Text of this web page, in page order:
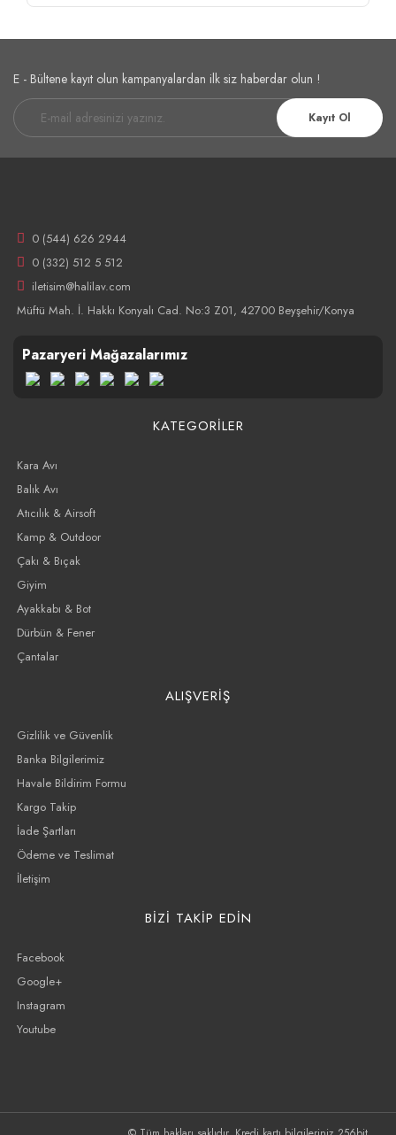
E - Bültene kayıt olun kampanyalardan ilk siz haberdar olun !
Kayıt Ol
0 (544) 626 2944
0 (332) 512 5 512
iletisim@halilav.com
Müftü Mah. İ. Hakkı Konyalı Cad. No:3 Z01, 42700 Beyşehir/Konya
Pazaryeri Mağazalarımız
KATEGORİLER
Kara Avı
Balık Avı
Atıcılık & Airsoft
Kamp & Outdoor
Çakı & Bıçak
Giyim
Ayakkabı & Bot
Dürbün & Fener
Çantalar
ALIŞVERİŞ
Gizlilik ve Güvenlik
Banka Bilgilerimiz
Havale Bildirim Formu
Kargo Takip
İade Şartları
Ödeme ve Teslimat
İletişim
BİZİ TAKİP EDİN
Facebook
Google+
Instagram
Youtube